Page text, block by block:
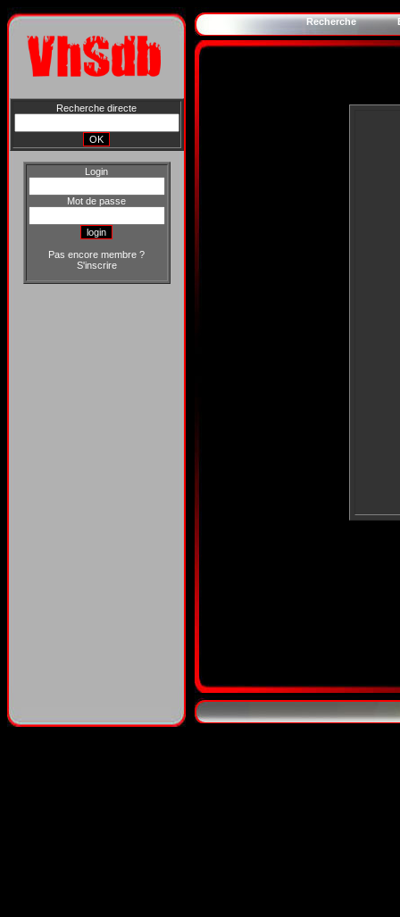
Recherche directe
Login
Mot de passe
Pas encore membre ?
S'inscrire
Recherche